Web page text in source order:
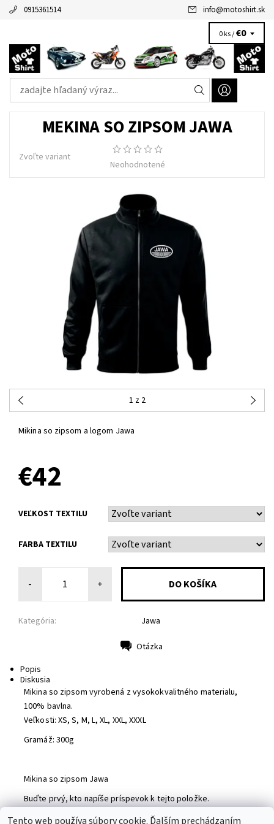
0915361514 info@motoshirt.sk
0 ks /€0
MEKINA SO ZIPSOM JAWA
Zvoľte variant
Neohodnotené
1 z 2
Mikina so zipsom a logom Jawa
€42
VEĽKOST TEXTILU
FARBA TEXTILU
- +
Kategória: Jawa
Otázka
Popis
Diskusia
Mikina so zipsom vyrobená z vysokokvalitného materialu,
100% bavlna.
Veľkosti: XS, S, M, L, XL, XXL, XXXL
Gramáž: 300g
Mikina so zipsom Jawa
Buďte prvý, kto napíše príspevok k tejto položke.
Pridať komentár
Tento web používa súbory cookie. Ďalším prechádzaním